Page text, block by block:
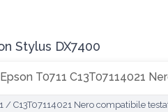
Stylus DX7400
T0711 C13T07114021
/ C13T07114021 Nero compatibile